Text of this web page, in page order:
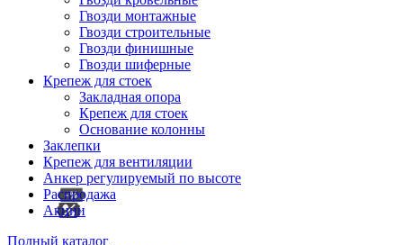
Гвозди монтажные
Гвозди строительные
Гвозди финишные
Гвозди шиферные
Крепеж для стоек
Закладная опора
Крепеж для стоек
Основание колонны
Заклепки
Крепеж для вентиляции
Анкер регулируемый по высоте
Распродажа
Акции
Полный каталог